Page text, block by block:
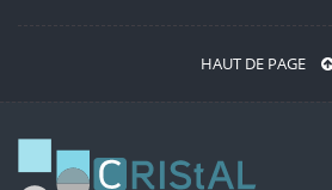
HAUT DE PAGE